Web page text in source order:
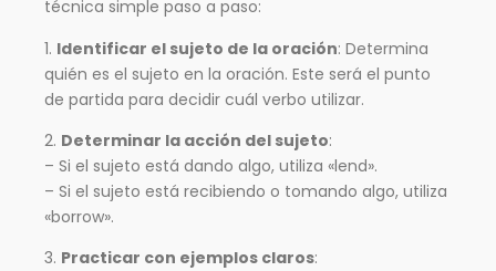
técnica simple paso a paso:
1. Identificar el sujeto de la oración: Determina
quién es el sujeto en la oración. Este será el punto
de partida para decidir cuál verbo utilizar.
2. Determinar la acción del sujeto:
– Si el sujeto está dando algo, utiliza «lend».
– Si el sujeto está recibiendo o tomando algo, utiliza
«borrow».
3. Practicar con ejemplos claros: